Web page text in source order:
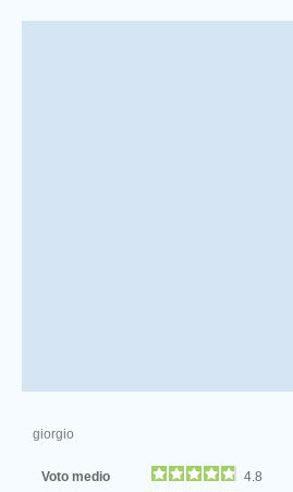
giorgio
Voto medio
4.8